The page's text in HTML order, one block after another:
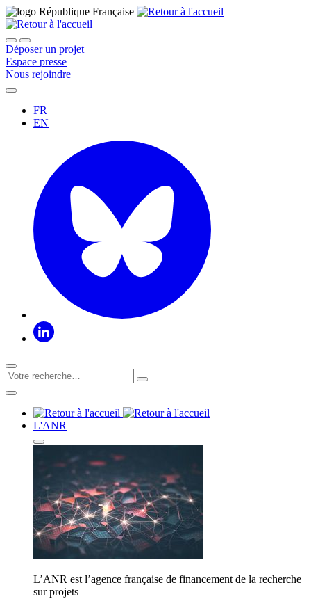
Déposer un projet
Espace presse
Nous rejoindre
FR
EN
L'ANR
L’ANR est l’agence française de financement de la recherche
sur projets